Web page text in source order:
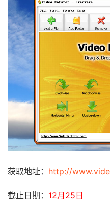
获取地址： http://
截止日期： 12月25日